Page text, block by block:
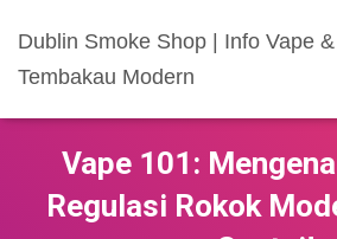
Dublin Smoke Shop | Info Vape
Tembakau Modern
Vape 101:
Regulasi Rokok